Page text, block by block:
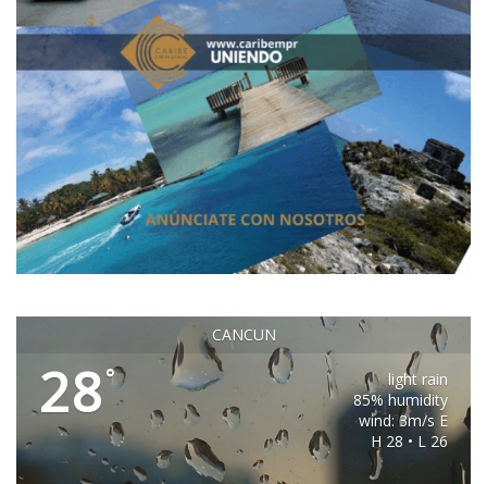
CANCUN
28°
light rain
85% humidity
wind: 3m/s E
H 28 • L 26